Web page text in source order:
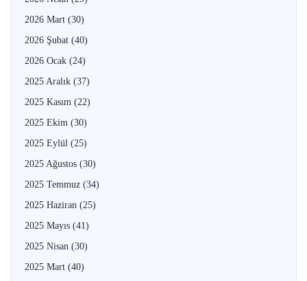
2026 Mart (30)
2026 Şubat (40)
2026 Ocak (24)
2025 Aralık (37)
2025 Kasım (22)
2025 Ekim (30)
2025 Eylül (25)
2025 Ağustos (30)
2025 Temmuz (34)
2025 Haziran (25)
2025 Mayıs (41)
2025 Nisan (30)
2025 Mart (40)